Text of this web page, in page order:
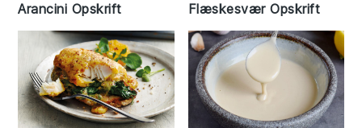
Arancini Opskrift Flæskesvær Opskrift